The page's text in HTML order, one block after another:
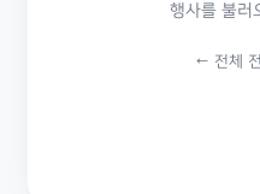
행사를 불러
← 전체 전